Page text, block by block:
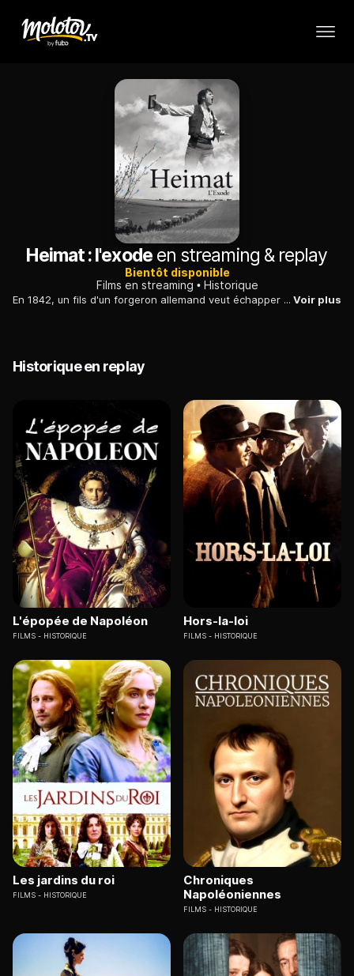
Heimat : l'exodeen streaming & replay
Bientôt disponible
Films en streaming
Historique
En 1842, un fils d'un forgeron allemand veut échapper à la misère en émigrant en Amérique du Sud : le retour de son frère démobilisé va en décider autrement. Voir plus
Historique en replay
L'épopée de Napoléon
FILMS HISTORIQUE
Hors-la-loi
FILMS HISTORIQUE
Les jardins du roi
FILMS HISTORIQUE
Chroniques
Napoléoniennes
FILMS HISTORIQUE